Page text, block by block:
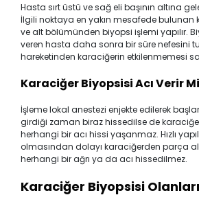
Hasta sırt üstü ve sağ eli başının altına
İlgili noktaya en yakın mesafede bulunan
ve alt bölümünden biyopsi işlemi yapılır.
veren hasta daha sonra bir süre nefesini
hareketinden karaciğerin etkilenmemesi
Karaciğer Biyopsisi Acı Verir
İşleme lokal anestezi enjekte edilerek
girdiği zaman biraz hissedilse de
herhangi bir acı hissi yaşanmaz. Hızlı
olmasından dolayı karaciğerden parça
herhangi bir ağrı ya da acı hissedilmez.
Karaciğer Biyopsisi